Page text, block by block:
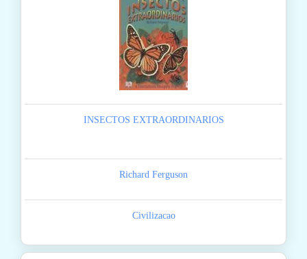
INSECTOS EXTRAORDINARIOS
Richard Ferguson
Civilizacao